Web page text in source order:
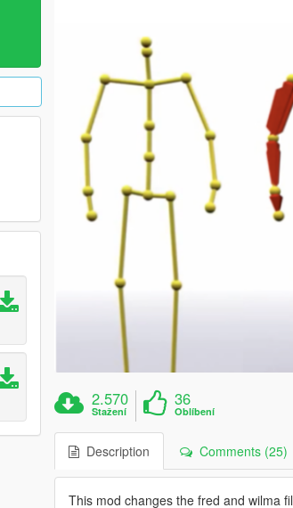
2.570
Stažení
36
Oblíbení
Description Comments (25)
This mod changes the fred and wilma